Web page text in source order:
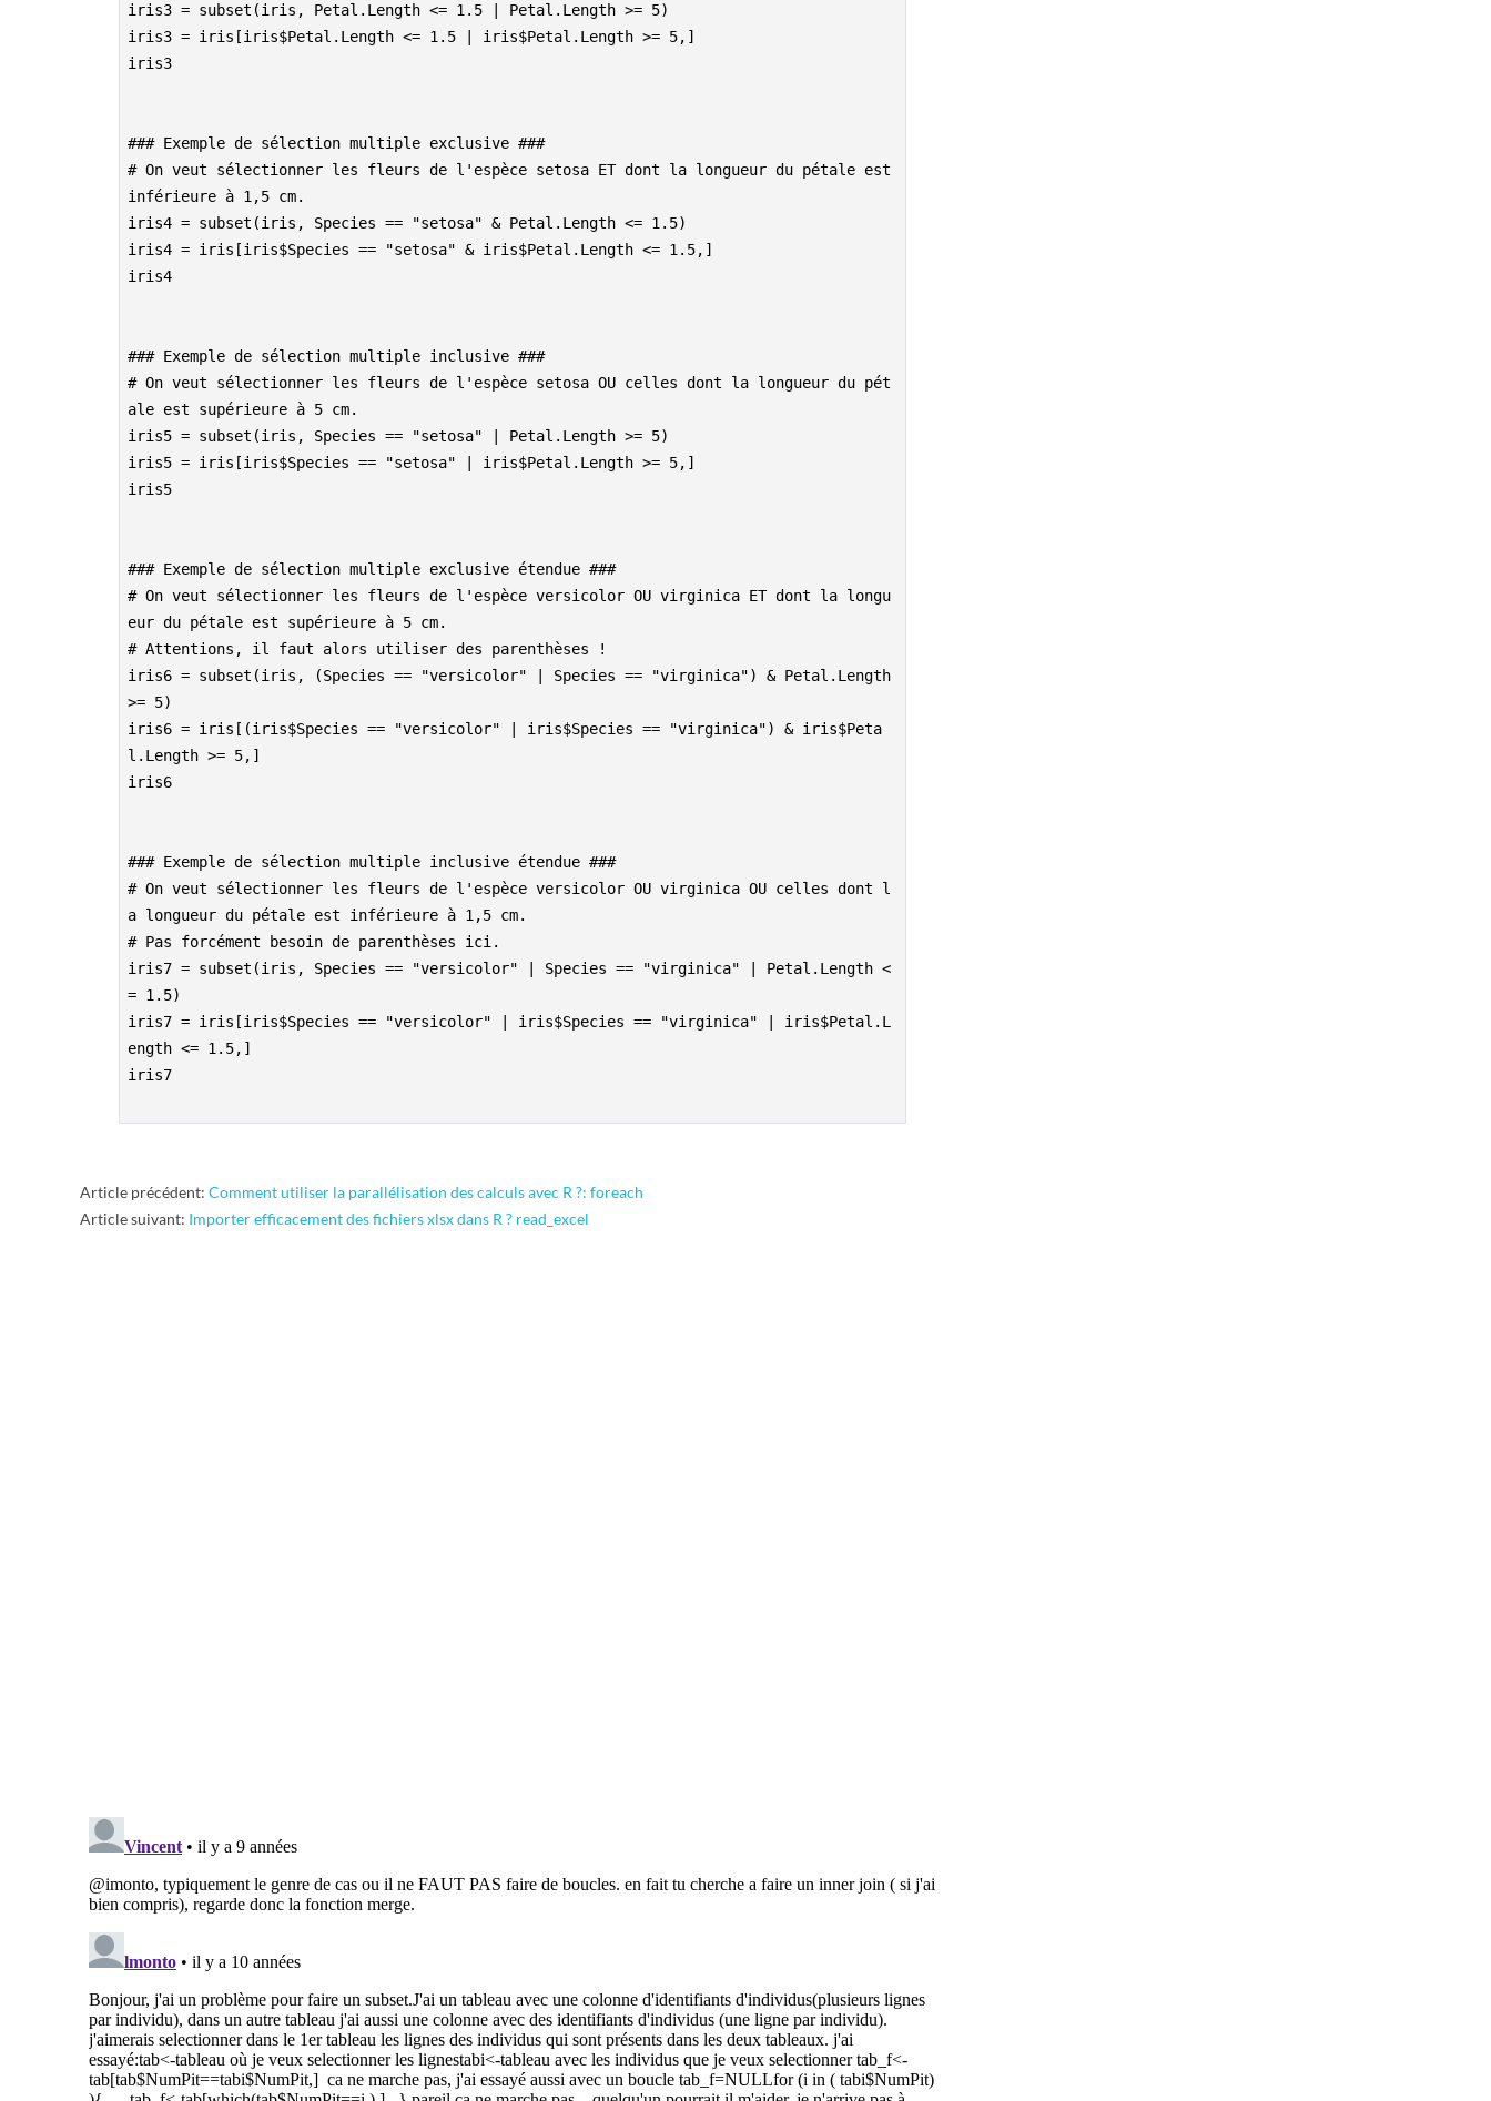
iris3 = subset(iris, Petal.Length <= 1.5 | Petal.Length >= 5)
iris3 = iris[iris$Petal.Length <= 1.5 | iris$Petal.Length >= 5,]
iris3
### Exemple de sélection multiple exclusive ###
# On veut sélectionner les fleurs de l'espèce setosa ET dont la longueur du pétale est
inférieure à 1,5 cm.
iris4 = subset(iris, Species == "setosa" & Petal.Length <= 1.5)
iris4 = iris[iris$Species == "setosa" & iris$Petal.Length <= 1.5,]
iris4
### Exemple de sélection multiple inclusive ###
# On veut sélectionner les fleurs de l'espèce setosa OU celles dont la longueur du pét
ale est supérieure à 5 cm.
iris5 = subset(iris, Species == "setosa" | Petal.Length >= 5)
iris5 = iris[iris$Species == "setosa" | iris$Petal.Length >= 5,]
iris5
### Exemple de sélection multiple exclusive étendue ###
# On veut sélectionner les fleurs de l'espèce versicolor OU virginica ET dont la longu
eur du pétale est supérieure à 5 cm.
# Attentions, il faut alors utiliser des parenthèses !
iris6 = subset(iris, (Species == "versicolor" | Species == "virginica") & Petal.Length
>= 5)
iris6 = iris[(iris$Species == "versicolor" | iris$Species == "virginica") & iris$Peta
l.Length >= 5,]
iris6
### Exemple de sélection multiple inclusive étendue ###
# On veut sélectionner les fleurs de l'espèce versicolor OU virginica OU celles dont l
a longueur du pétale est inférieure à 1,5 cm.
# Pas forcément besoin de parenthèses ici.
iris7 = subset(iris, Species == "versicolor" | Species == "virginica" | Petal.Length <
= 1.5)
iris7 = iris[iris$Species == "versicolor" | iris$Species == "virginica" | iris$Petal.L
ength <= 1.5,]
iris7
2015-
04-
Article précédent: Comment utiliser la parallélisation des calculs avec R ?: foreach
Article suivant: Importer efficacement des fichiers xlsx dans R ? read_excel